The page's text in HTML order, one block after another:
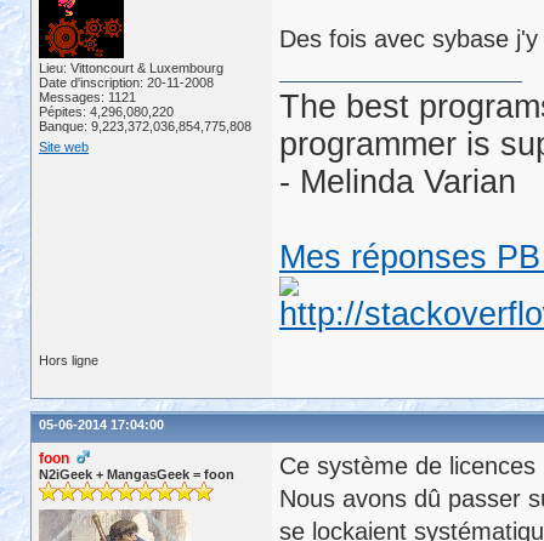
Lieu: Vittoncourt & Luxembourg
Date d'inscription: 20-11-2008
Messages: 1121
Pépites: 4,296,080,220
Banque: 9,223,372,036,854,775,808
Site web
Des fois avec sybase
The best
programmer is
- Melinda Varian
Mes réponses
Hors ligne
05-06-2014 17:04:00
foon
N2iGeek + MangasGeek = foon
Ce système de
Nous avons dû passer
se lockaient